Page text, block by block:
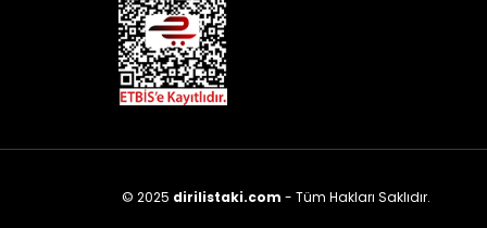
© 2025 dirilistaki.com - Tüm Hakları Saklıdır.